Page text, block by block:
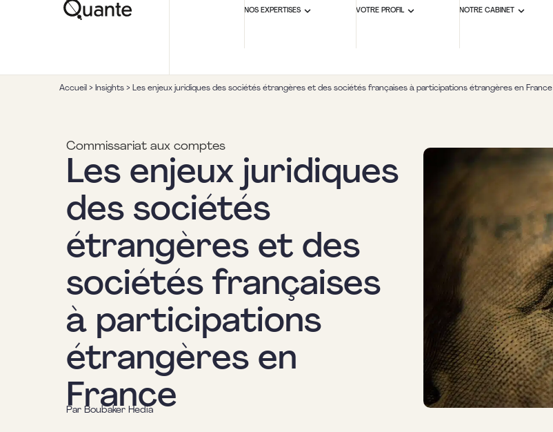
NOS EXPERTISES VOTRE PROFIL NOTRE CABINET
Accueil > Insights > Les enjeux juridiques des sociétés étrangères et des sociétés françaises à participations étrangères en France
Commissariat aux comptes
Les enjeux juridiques
des sociétés
étrangères et des
sociétés françaises
à participations
étrangères en
France
Par Boubaker Hedia